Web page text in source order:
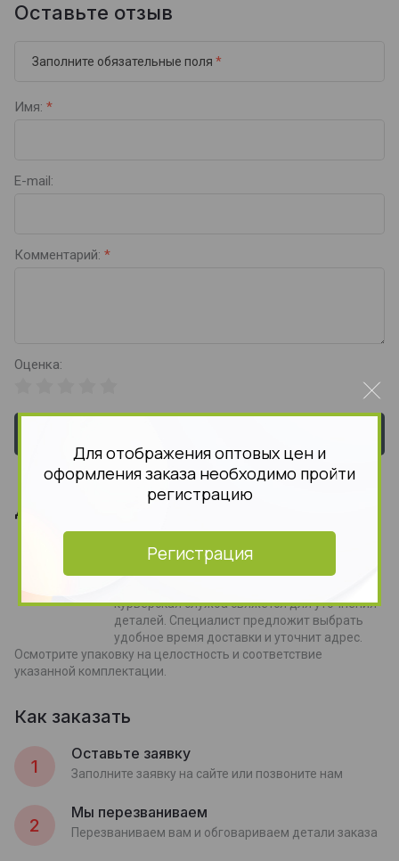
Для отображения оптовых цен и
оформления заказа необходимо пройти
регистрацию
Регистрация
Оставьте отзыв
Заполните обязательные поля *
Имя: *
E-mail:
Комментарий: *
Оценка:
Доставка заказов
Курьерская доставка
Курьерская доставка работает с 9.00 до
курьерская служба свяжется для уточнения
деталей. Специалист предложит выбрать
удобное время доставки и уточнит адрес.
Осмотрите упаковку на целостность и соответствие
указанной комплектации.
Как заказать
1
Оставьте заявку
Заполните заявку на сайте или позвоните нам
2
Мы перезваниваем
Перезваниваем вам и обговариваем детали заказа